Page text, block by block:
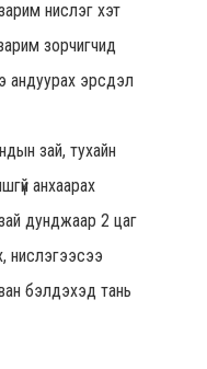
нислэг хэт
зорчигчид
андуурах эрсдэл
зай, тухайн
анхаарах
дунджаар 2 цаг
нислэгээсээ
бэлдэхэд тань